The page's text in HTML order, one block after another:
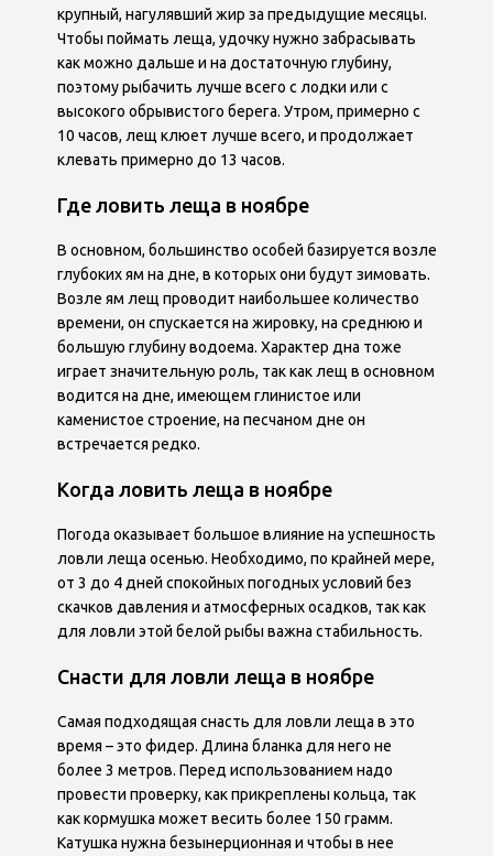
крупный, нагулявший жир за предыдущие месяцы.
Чтобы поймать леща, удочку нужно забрасывать
как можно дальше и на достаточную глубину,
поэтому рыбачить лучше всего с лодки или с
высокого обрывистого берега. Утром, примерно с
10 часов, лещ клюет лучше всего, и продолжает
клевать примерно до 13 часов.
Где ловить леща в ноябре
В основном, большинство особей базируется возле
глубоких ям на дне, в которых они будут зимовать.
Возле ям лещ проводит наибольшее количество
времени, он спускается на жировку, на среднюю и
большую глубину водоема. Характер дна тоже
играет значительную роль, так как лещ в основном
водится на дне, имеющем глинистое или
каменистое строение, на песчаном дне он
встречается редко.
Когда ловить леща в ноябре
Погода оказывает большое влияние на успешность
ловли леща осенью. Необходимо, по крайней мере,
от 3 до 4 дней спокойных погодных условий без
скачков давления и атмосферных осадков, так как
для ловли этой белой рыбы важна стабильность.
Снасти для ловли леща в ноябре
Самая подходящая снасть для ловли леща в это
время – это фидер. Длина бланка для него не
более 3 метров. Перед использованием надо
провести проверку, как прикреплены кольца, так
как кормушка может весить более 150 грамм.
Катушка нужна безынерционная и чтобы в нее